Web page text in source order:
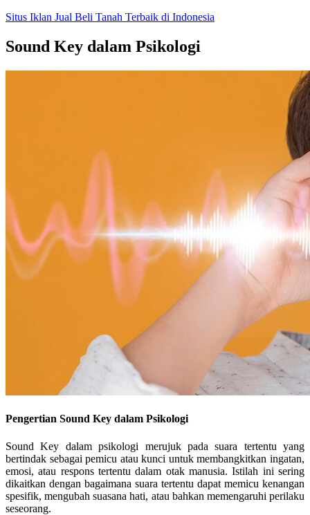
Skip
content
Situs Iklan Jual Beli Tanah Terbaik di Indonesia
Sound Key dalam Psikologi
Pengertian Sound Key dalam Psikologi
Sound Key dalam psikologi merujuk pada suara tertentu yang
bertindak sebagai pemicu atau kunci untuk membangkitkan ingatan,
emosi, atau respons tertentu dalam otak manusia. Istilah ini sering
dikaitkan dengan bagaimana suara tertentu dapat memicu kenangan
spesifik, mengubah suasana hati, atau bahkan memengaruhi perilaku
seseorang.